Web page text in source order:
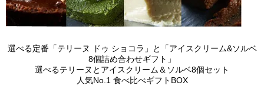
選べる定番「テリーヌ ドゥ ショコラ」と「アイスクリーム&ソルベ
8個詰め合わせギフト」
選べるテリーヌとアイスクリーム＆ソルベ8個セット
人気No.1 食べ比べギフトBOX